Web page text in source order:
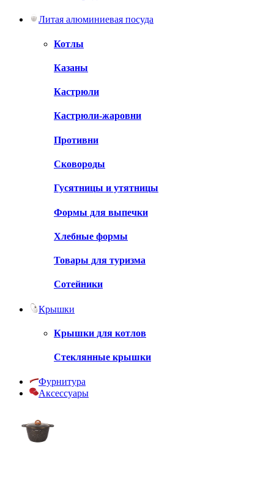
Литая алюминиевая посуда
Котлы
Казаны
Кастрюли
Кастрюли-жаровни
Противни
Сковороды
Гусятницы и утятницы
Формы для выпечки
Хлебные формы
Товары для туризма
Сотейники
Крышки
Крышки для котлов
Стеклянные крышки
Фурнитура
Аксессуары